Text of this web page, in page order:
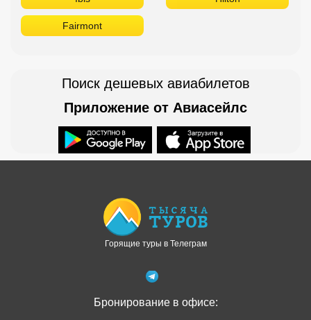
Fairmont
Поиск дешевых авиабилетов
Приложение от Авиасейлс
Горящие туры в Телеграм
Бронирование в офисе: